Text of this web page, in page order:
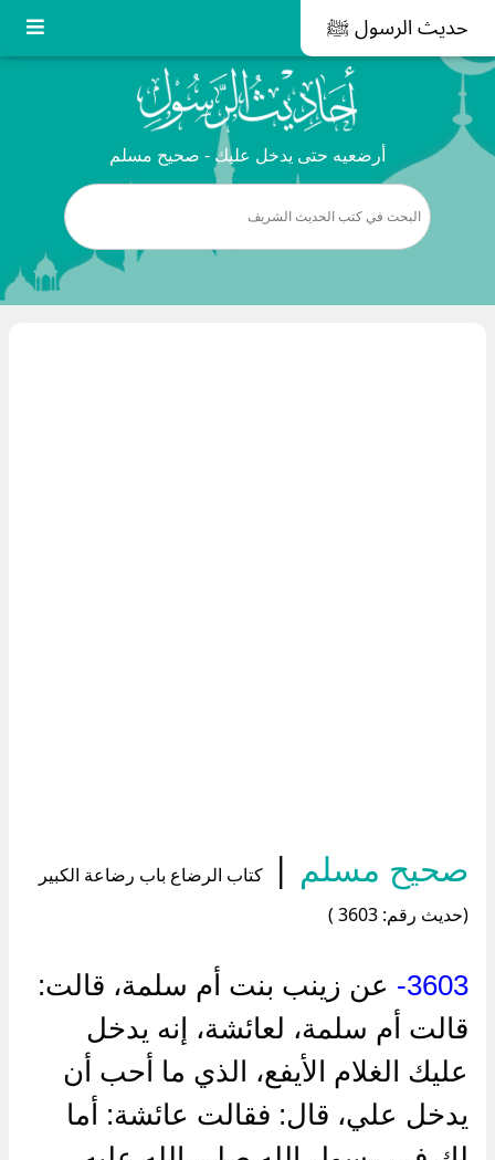
حديث الرسول ﷺ
أرضعيه حتى يدخل عليك - صحيح مسلم
صحيح مسلم |
كتاب الرضاع باب رضاعة الكبير
(حديث رقم: 3603 )
3603-
عن زينب بنت أم سلمة، قالت:
قالت أم سلمة، لعائشة، إنه يدخل
عليك الغلام الأيفع، الذي ما أحب أن
يدخل علي، قال: فقالت عائشة: أما